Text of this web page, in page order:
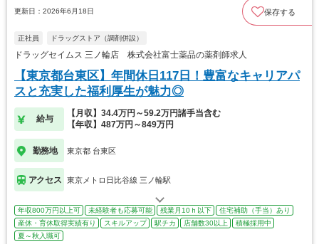
更新日：2026年6月18日 保存する
正社員 ドラッグストア（調剤併設）
ドラッグセイムス 三ノ輪店 株式会社富士薬品の薬剤師求人
【東京都台東区】年間休日117日！豊富なキャリアパ
スと充実した福利厚生が魅力◎
給与
【月収】34.4万円～59.2万円諸手当含む
【年収】487万円～849万円
勤務地 東京都 台東区
アクセス 東京メトロ日比谷線 三ノ輪駅
年収800万円以上可 未経験者も応募可能 残業月10ｈ以下
住宅補助（手当）あり
産休・育休取得実績有り
スキルアップ 駅チカ 店舗数30以上
積極採用中
夏～秋入職可